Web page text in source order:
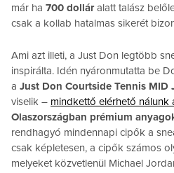
már ha 700 dolláralatt talász
csak a kollab hatalmas sikerét
Ami azt illeti, a Just Don legtöbb
inspirálta. Idén nyáronmutatta be
a Just Don Courtside Tennis MID
viselik – mindkettő elérhető nálunk
Olaszországban prémium
rendhagyó mindennapi cipők a
csak képletesen, a cipők számos
melyeket közvetlenül Michael